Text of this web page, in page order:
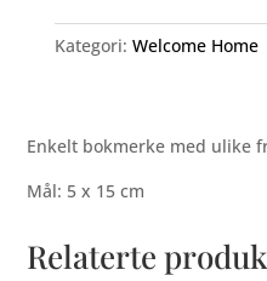
Kategori: Welcome Home
Enkelt bokmerke med ulike
Mål: 5 x 15 cm
Relaterte